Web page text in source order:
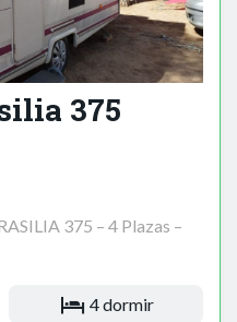
375
375 – 4 Plazas –
4 dormir